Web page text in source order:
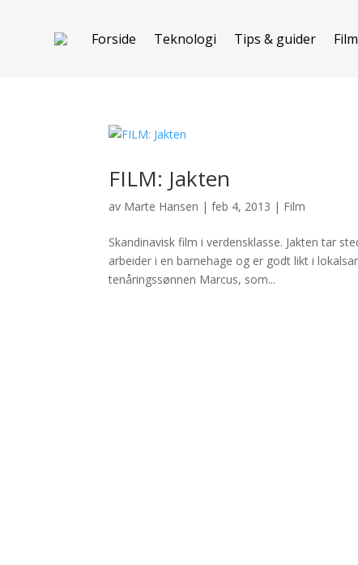
Forside Teknologi Tips & guider Film
FILM: Jakten
av Marte Hansen |feb 4, 2013 | Film
Skandinavisk film i verdensklasse. Jakten tar
arbeider i en barnehage og er godt likt i
tenåringssønnen Marcus, som...